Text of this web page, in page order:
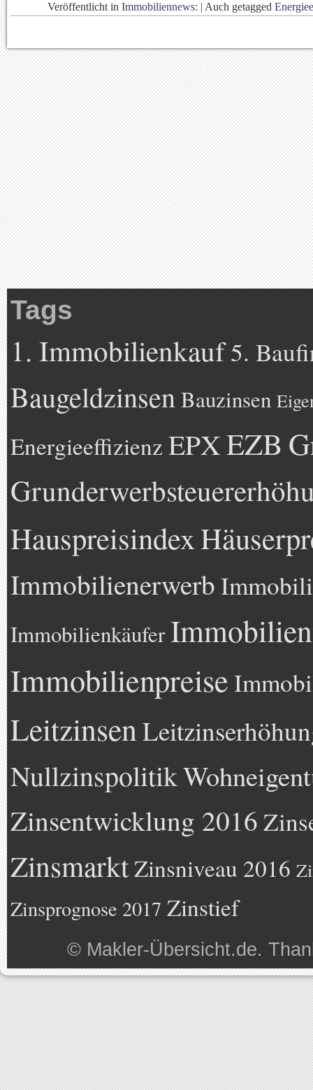
Veröffentlicht in Immobiliennews: | Auch getagged
Tags
1. Immobilienkauf5.
BaugeldzinsenBauzinsen
Energieeffizienz EPXEZB
Hauspreisindex
Immobilienerwerb
Immobilienkäufer
Immobilienpreise
Leitzinsen
Nullzinspolitik
Zinsentwicklung 2016
Zinsmarkt Zinsniveau 2016
Zinsprognose 2017 Zinstief
© Makler-Übersicht.de.